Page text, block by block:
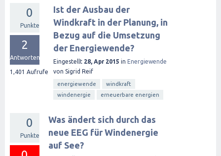
0
Punkte
2
Antworten
1,401 Aufrufe
Ist der Ausbau der
Windkraft in der Planung, in
Bezug auf die Umsetzung
der Energiewende?
Eingestellt 28, Apr 2015 in Energiewende
von Sigrid Reif
energiewende
windkraft
windenergie
erneuerbare energien
0
Punkte
Was ändert sich durch das
neue EEG für Windenergie
auf See?